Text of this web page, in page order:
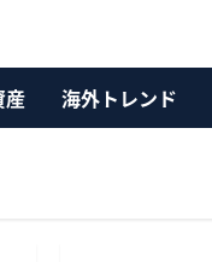
産 海外トレンド